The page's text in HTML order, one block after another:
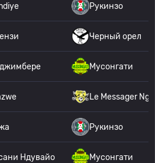
Рукинзо
Черный орел
Мусонгати
Le Messager
Рукинзо
Ндувайо Мусонгати